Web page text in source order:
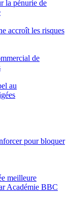
la pénurie de
accroît les risques
de
au
pour bloquer
meilleure
Académie BBC